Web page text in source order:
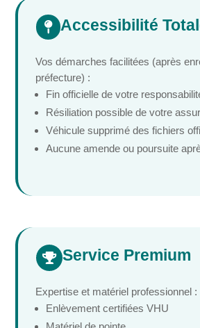
 Accessibilité
Vos démarches facilitées (après
préfecture) :
Fin officielle de votre
Résiliation possible de votre
Véhicule supprimé des fichiers
Aucune amende ou poursuite
 Service Premium
Expertise et matériel professionnel :
Enlèvement certifiées VHU